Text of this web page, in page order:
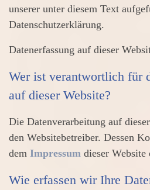
unserer unter diesem Text
Datenschutzerklärung.
Datenerfassung auf dieser
Wer ist verantwortlich für
auf dieser Website?
Die Datenverarbeitung auf
den Websitebetreiber. Dessen
dem Impressum dieser Website
Wie erfassen wir Ihre